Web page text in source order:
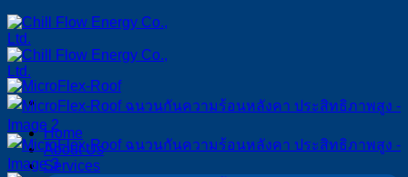
ข้าม
ไป
ยัง
เนื้อหา
Home
About Us
Services